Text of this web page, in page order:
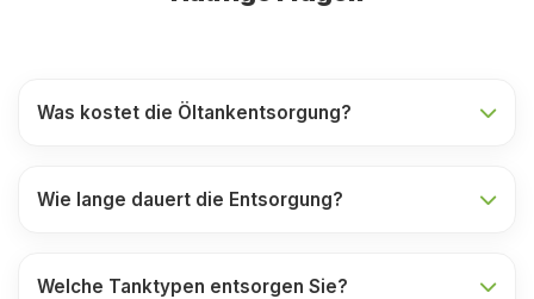
Was kostet die Öltankentsorgung?
Wie lange dauert die Entsorgung?
Welche Tanktypen entsorgen Sie?